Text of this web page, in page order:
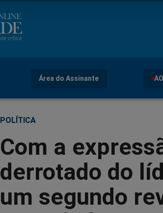
Área do Assinante
POLÍTICA
Com a
derrotado do
um segundo